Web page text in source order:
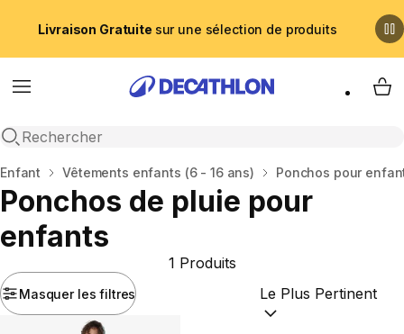
Livraison Gratuite sur une sélection de produits
Menu
Recherche ouverte
My
Accueil
Enfant Vêtements enfants (6 - 16 ans) Ponchos pour
Ponchos de pluie pour
enfants
Masquer les filtres
1 Produits
Trier par :(optional)